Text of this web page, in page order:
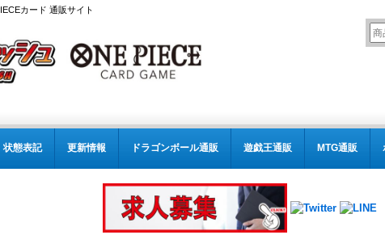
カード 通販サイト
状態表記 更新情報 ドラゴンボール通販 遊戯王通販 MTG通販